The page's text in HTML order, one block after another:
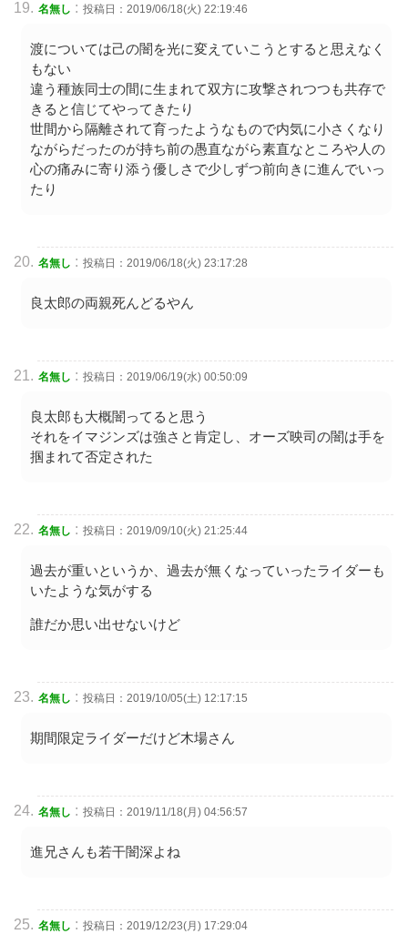
名無し : 投稿日：2019/06/18(火) 22:19:46
渡については己の闇を光に変えていこうとすると思えなく
もない
違う種族同士の間に生まれて双方に攻撃されつつも共存で
きると信じてやってきたり
世間から隔離されて育ったようなもので内気に小さくなり
ながらだったのが持ち前の愚直ながら素直なところや人の
心の痛みに寄り添う優しさで少しずつ前向きに進んでいっ
たり
名無し : 投稿日：2019/06/18(火) 23:17:28
良太郎の両親死んどるやん
名無し : 投稿日：2019/06/19(水) 00:50:09
良太郎も大概闇ってると思う
それをイマジンズは強さと肯定し、オーズ映司の闇は手を
掴まれて否定された
名無し : 投稿日：2019/09/10(火) 21:25:44
過去が重いというか、過去が無くなっていったライダーも
いたような気がする
誰だか思い出せないけど
名無し : 投稿日：2019/10/05(土) 12:17:15
期間限定ライダーだけど木場さん
名無し : 投稿日：2019/11/18(月) 04:56:57
進兄さんも若干闇深よね
名無し : 投稿日：2019/12/23(月) 17:29:04